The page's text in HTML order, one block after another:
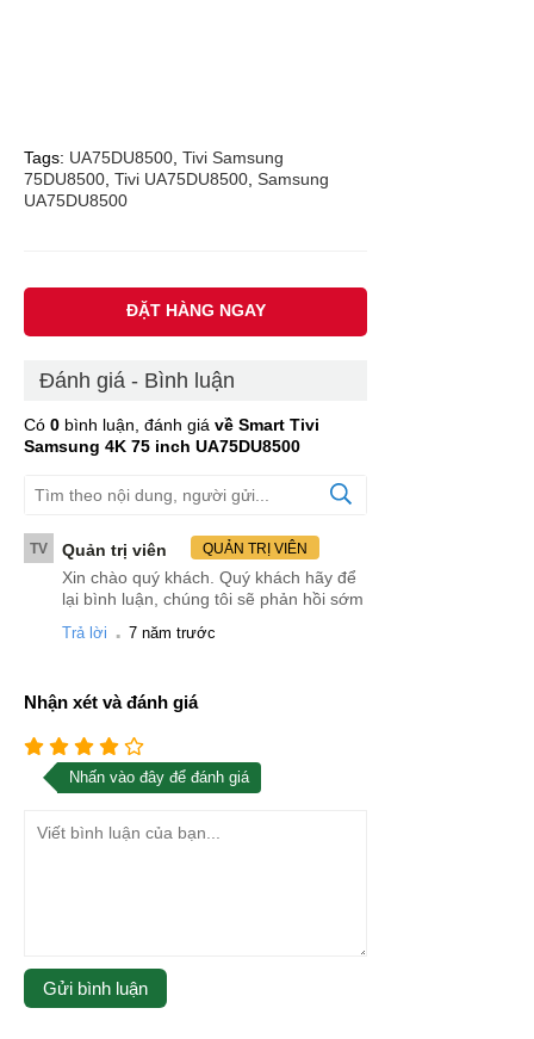
Tags: UA75DU8500 Tivi Samsung
75DU8500 Tivi UA75DU8500 Samsung
UA75DU8500
ĐẶT HÀNG NGAY
Đánh giá - Bình luận
Có 0 bình luận, đánh giá về Smart Tivi
Samsung 4K 75 inch UA75DU8500
TV Quản trị viên QUẢN TRỊ VIÊN
Xin chào quý khách. Quý khách hãy để
lại bình luận, chúng tôi sẽ phản hồi sớm
Trả lời . 7 năm trước
Nhận xét và đánh giá
Nhấn vào đây để đánh giá